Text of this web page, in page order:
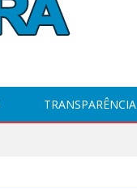
TRANSPARÊNCIA